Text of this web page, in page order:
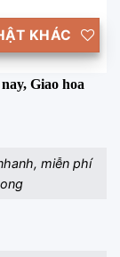
KHÁC
Giao hoa
miễn phí